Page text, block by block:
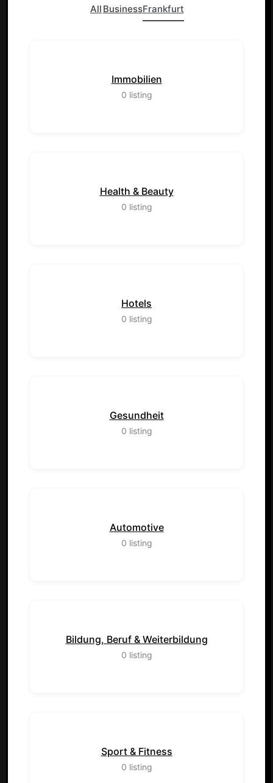
All BusinessFrankfurt
Immobilien
0 listing
Health & Beauty
0 listing
Hotels
0 listing
Gesundheit
0 listing
Automotive
0 listing
Bildung, Beruf & Weiterbildung
0 listing
Sport & Fitness
0 listing